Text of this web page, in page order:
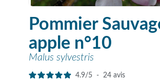
Pommier
apple n°10
Malus sylvestris
4.9/5 - 24avis